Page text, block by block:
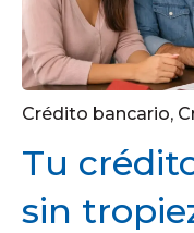
Crédito bancario,
Tu
sin